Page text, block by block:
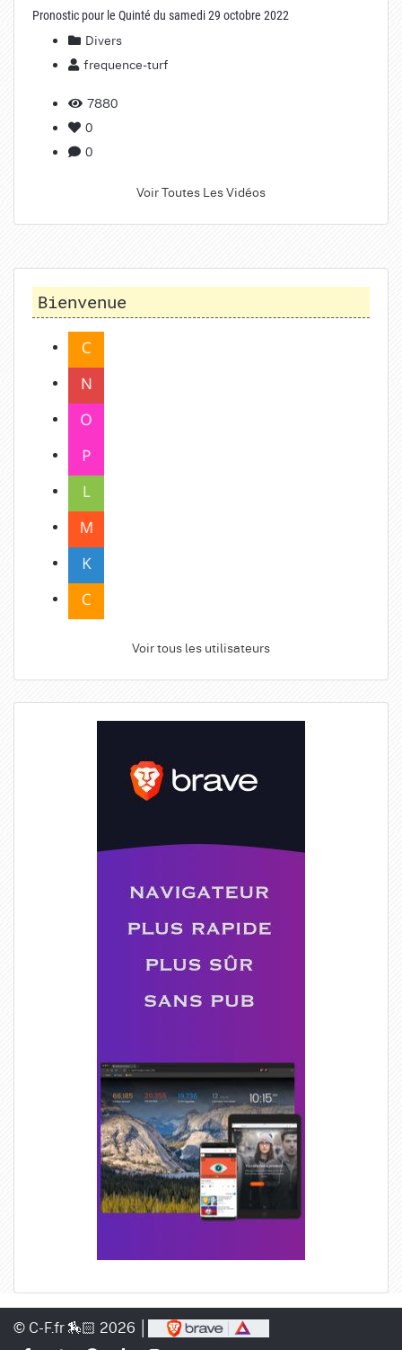
Pronostic pour le Quinté du samedi 29 octobre 2022
Divers
frequence-turf
7880
0
0
Voir Toutes Les Vidéos
Bienvenue
Voir tous les utilisateurs
© C-F.fr 🏇🏻 2026 │